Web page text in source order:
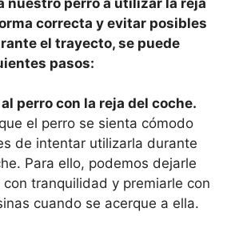
correcta y evitar posibles
el trayecto, se puede
pasos:
perro con la reja del coche.
el perro se sienta cómodo
de intentar utilizarla durante
Para ello, podemos dejarle
con tranquilidad y premiarle con
cuando se acerque a ella.